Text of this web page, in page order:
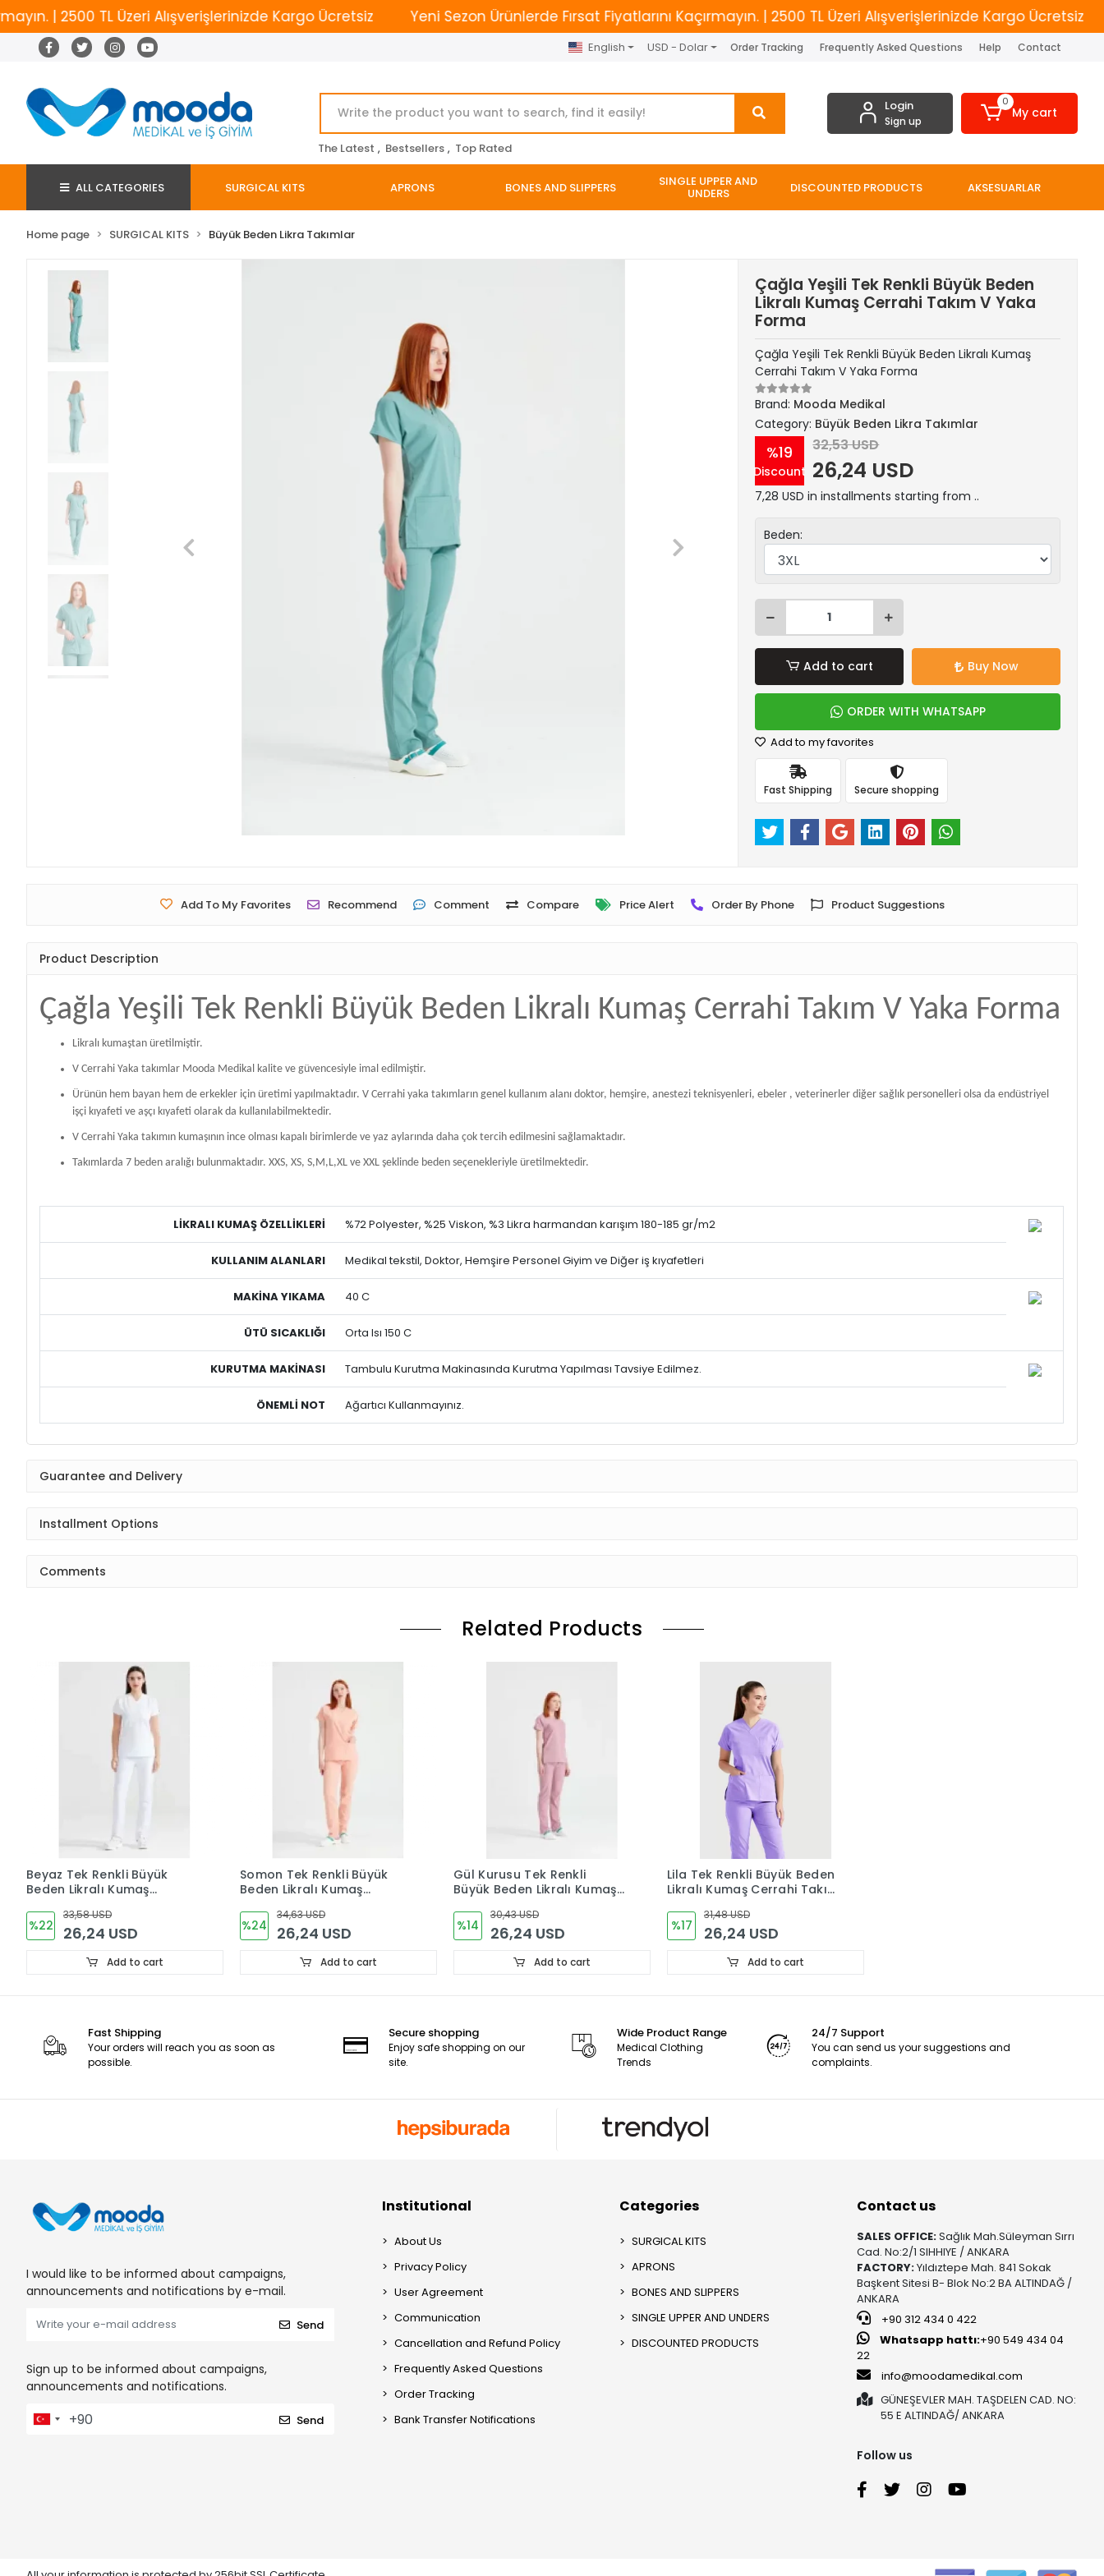
2500 TL Üzeri Alışverişlerinizde Kargo Ücretsiz Yeni Sezon Ürünlerde Fırsat Fiyatlarını Kaçırmayın. | 2500 TL Üzeri Alışverişlerinizde Kargo Ücretsiz
English USD - Dolar Order Tracking Frequently Asked Questions Help Contact
The Latest , Bestsellers , Top Rated
Login
Sign up
0
My cart
ALL CATEGORIES SURGICAL KITS APRONS BONES AND SLIPPERS SINGLE UPPER AND
UNDERS DISCOUNTED PRODUCTS AKSESUARLAR
Home page SURGICAL KITS Büyük Beden Likra Takımlar
Çağla Yeşili Tek Renkli Büyük Beden
Likralı Kumaş Cerrahi Takım V Yaka
Forma
Çağla Yeşili Tek Renkli Büyük Beden Likralı Kumaş
Cerrahi Takım V Yaka Forma
Brand: Mooda Medikal
Category: Büyük Beden Likra Takımlar
%19
Discount
32,53 USD
26,24 USD
7,28 USD in installments starting from ..
Beden:
Add to cart Buy Now
ORDER WITH WHATSAPP
Add to my favorites
Fast Shipping Secure shopping
Add To My Favorites Recommend Comment Compare Price Alert Order By Phone Product Suggestions
Product Description
Çağla Yeşili Tek Renkli Büyük Beden Likralı Kumaş Cerrahi Takım V Yaka Forma
Likralı kumaştan üretilmiştir.
V Cerrahi Yaka takımlar Mooda Medikal kalite ve güvencesiyle imal edilmiştir.
Ürünün hem bayan hem de erkekler için üretimi yapılmaktadır. V Cerrahi yaka takımların genel kullanım alanı doktor, hemşire, anestezi teknisyenleri, ebeler , veterinerler diğer sağlık personelleri olsa da endüstriyel
işçi kıyafeti ve aşçı kıyafeti olarak da kullanılabilmektedir.
V Cerrahi Yaka takımın kumaşının ince olması kapalı birimlerde ve yaz aylarında daha çok tercih edilmesini sağlamaktadır.
Takımlarda 7 beden aralığı bulunmaktadır. XXS, XS, S,M,L,XL ve XXL şeklinde beden seçenekleriyle üretilmektedir.
LİKRALI KUMAŞ ÖZELLİKLERİ %72 Polyester, %25 Viskon, %3 Likra harmandan karışım 180-185 gr/m2
KULLANIM ALANLARI Medikal tekstil, Doktor, Hemşire Personel Giyim ve Diğer iş kıyafetleri
MAKİNA YIKAMA 40 C
ÜTÜ SICAKLIĞI Orta Isı 150 C
KURUTMA MAKİNASI Tambulu Kurutma Makinasında Kurutma Yapılması Tavsiye Edilmez.
ÖNEMLİ NOT Ağartıcı Kullanmayınız.
Guarantee and Delivery
Installment Options
Comments
Related Products
Beyaz Tek Renkli Büyük
Beden Likralı Kumaş
Forma
%22
33,58 USD
26,24 USD
Add to cart
Somon Tek Renkli Büyük
Beden Likralı Kumaş
Forma
%24
34,63 USD
26,24 USD
Add to cart
Gül Kurusu Tek Renkli
Büyük Beden Likralı Kumaş
Forma
%14
30,43 USD
26,24 USD
Add to cart
Lila Tek Renkli Büyük Beden
Likralı Kumaş Cerrahi Takım
%17
31,48 USD
26,24 USD
Add to cart
Fast Shipping
Your orders will reach you as soon as
possible.
Secure shopping
Enjoy safe shopping on our
site.
Wide Product Range
Medical Clothing
Trends
24/7 Support
You can send us your suggestions and
complaints.
I would like to be informed about campaigns,
announcements and notifications by e-mail.
Send
Sign up to be informed about campaigns,
announcements and notifications.
Send
Institutional
About Us
Privacy Policy
User Agreement
Communication
Cancellation and Refund Policy
Frequently Asked Questions
Order Tracking
Bank Transfer Notifications
Categories
SURGICAL KITS
APRONS
BONES AND SLIPPERS
SINGLE UPPER AND UNDERS
DISCOUNTED PRODUCTS
Contact us
SALES OFFICE:Sağlık Mah.Süleyman Sırrı
Cad. No:2/1 SIHHIYE / ANKARA
FACTORY:Yıldıztepe Mah. 841 Sokak
Başkent Sitesi B- Blok No:2 BA ALTINDAĞ /
ANKARA
+90 312 434 0 422
Whatsapp hattı:+90 549 434 04
22
info@moodamedikal.com
GÜNEŞEVLER MAH. TAŞDELEN CAD. NO:
55 E ALTINDAĞ/ ANKARA
Follow us